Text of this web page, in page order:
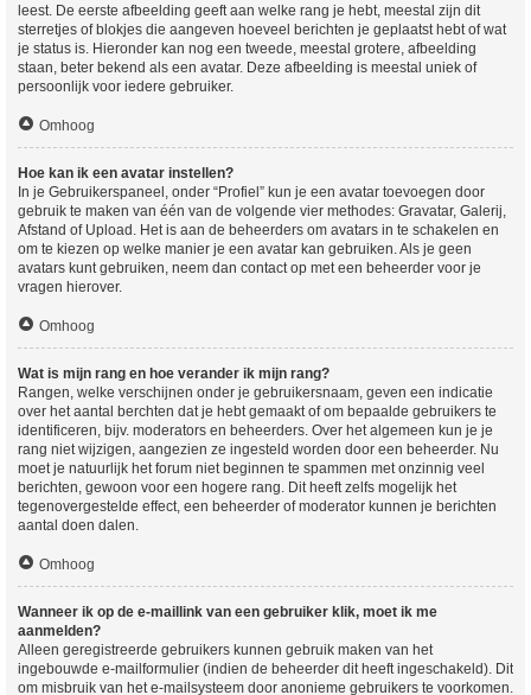
leest. De eerste afbeelding geeft aan welke rang je hebt, meestal zijn dit
sterretjes of blokjes die aangeven hoeveel berichten je geplaatst hebt of wat
je status is. Hieronder kan nog een tweede, meestal grotere, afbeelding
staan, beter bekend als een avatar. Deze afbeelding is meestal uniek of
persoonlijk voor iedere gebruiker.
Omhoog
Hoe kan ik een avatar instellen?
In je Gebruikerspaneel, onder “Profiel” kun je een avatar toevoegen door
gebruik te maken van één van de volgende vier methodes: Gravatar, Galerij,
Afstand of Upload. Het is aan de beheerders om avatars in te schakelen en
om te kiezen op welke manier je een avatar kan gebruiken. Als je geen
avatars kunt gebruiken, neem dan contact op met een beheerder voor je
vragen hierover.
Omhoog
Wat is mijn rang en hoe verander ik mijn rang?
Rangen, welke verschijnen onder je gebruikersnaam, geven een indicatie
over het aantal berchten dat je hebt gemaakt of om bepaalde gebruikers te
identificeren, bijv. moderators en beheerders. Over het algemeen kun je je
rang niet wijzigen, aangezien ze ingesteld worden door een beheerder. Nu
moet je natuurlijk het forum niet beginnen te spammen met onzinnig veel
berichten, gewoon voor een hogere rang. Dit heeft zelfs mogelijk het
tegenovergestelde effect, een beheerder of moderator kunnen je berichten
aantal doen dalen.
Omhoog
Wanneer ik op de e-maillink van een gebruiker klik, moet ik me
aanmelden?
Alleen geregistreerde gebruikers kunnen gebruik maken van het
ingebouwde e-mailformulier (indien de beheerder dit heeft ingeschakeld). Dit
om misbruik van het e-mailsysteem door anonieme gebruikers te voorkomen.